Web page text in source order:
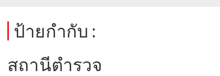
ป้ายกำกับ :
สถานีตำรวจ